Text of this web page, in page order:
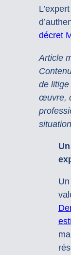
décret
Article
de litige
œuvre,